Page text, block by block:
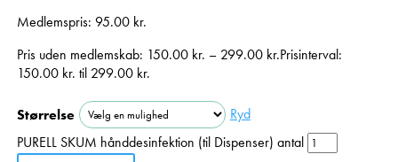
Medlemspris: 95.00 kr.
Pris uden medlemskab: 150.00 kr. – 299.00 kr.Prisinterval:
150.00 kr. til 299.00 kr.
Størrelse
Ryd
PURELL SKUM hånddesinfektion (til Dispenser) antal